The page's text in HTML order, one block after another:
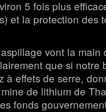
5 fois plus
et la protection des
vont la main
que si notre
à effets de serre,
de lithium de
fonds